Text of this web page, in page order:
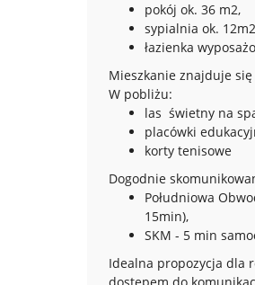
pokój ok. 36 m2,
sypialnia ok.
łazienka
Mieszkanie znajduje
W pobliżu:
las świetny na
placówki
korty tenisowe
Dogodnie
Południowa
15min),
SKM - 5 min
Idealna propozycja dla